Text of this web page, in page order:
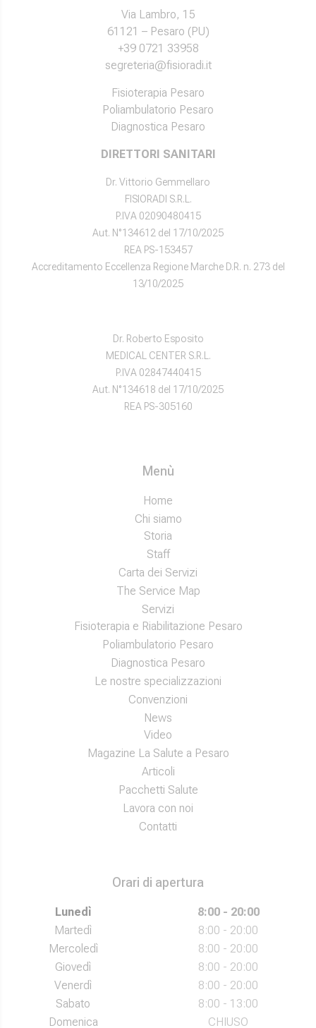
Via Lambro, 15
61121 – Pesaro (PU)
+39 0721 33958
segreteria@fisioradi.it
Fisioterapia Pesaro
Poliambulatorio Pesaro
Diagnostica Pesaro
DIRETTORI SANITARI
Dr. Vittorio Gemmellaro
FISIORADI S.R.L.
P.IVA 02090480415
Aut. N°134612 del 17/10/2025
REA PS-153457
Accreditamento Eccellenza Regione Marche D.R. n. 273 del
13/10/2025
Dr. Roberto Esposito
MEDICAL CENTER S.R.L.
P.IVA 02847440415
Aut. N°134618 del 17/10/2025
REA PS-305160
Menù
Home
Chi siamo
Storia
Staff
Carta dei Servizi
The Service Map
Servizi
Fisioterapia e Riabilitazione Pesaro
Poliambulatorio Pesaro
Diagnostica Pesaro
Le nostre specializzazioni
Convenzioni
News
Video
Magazine La Salute a Pesaro
Articoli
Pacchetti Salute
Lavora con noi
Contatti
Orari di apertura
Lunedì
8:00 - 20:00
Martedì
8:00 - 20:00
Mercoledì
8:00 - 20:00
Giovedì
8:00 - 20:00
Venerdì
8:00 - 20:00
Sabato
8:00 - 13:00
Domenica
CHIUSO